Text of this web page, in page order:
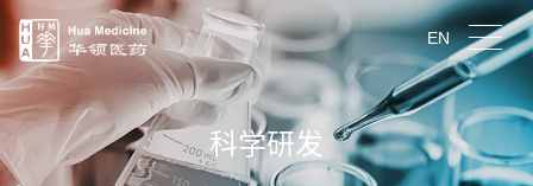
EN
科学研发